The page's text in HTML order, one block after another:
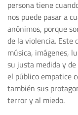
persona tiene
nos puede pasar a
anónimos, porque
de la violencia. Este
música, imágenes,
su justa medida y
el público empatice
también sus
terror y al miedo.